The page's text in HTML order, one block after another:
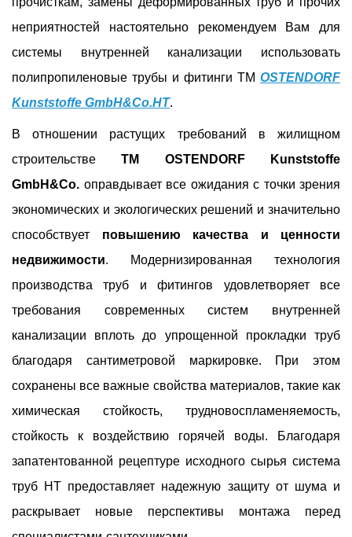
неприятностей настоятельно рекомендуем Вам для
системы внутренней канализации использовать
полипропиленовые трубы и фитинги ТМ OSTENDORF
Kunststoffe GmbH&Co.HT.
В отношении растущих требований в жилищном
строительствеТМ OSTENDORF Kunststoffe
GmbH&Co. оправдывает все ожидания с точки зрения
экономических и экологических решений и значительно
способствует повышению качества и ценности
недвижимости. Модернизированная технология
производства труб и фитингов удовлетворяет все
требования современных систем внутренней
канализации вплоть до упрощенной прокладки труб
благодаря сантиметровой маркировке. При этом
сохранены все важные свойства материалов, такие как
химическая стойкость, трудновоспламеняемость,
стойкость к воздействию горячей воды. Благодаря
запатентованной рецептуре исходного сырья система
труб HT предоставляет надежную защиту от шума и
раскрывает новые перспективы монтажа перед